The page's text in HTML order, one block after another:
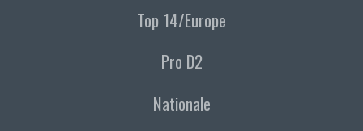
Top 14/Europe
Pro D2
Nationale